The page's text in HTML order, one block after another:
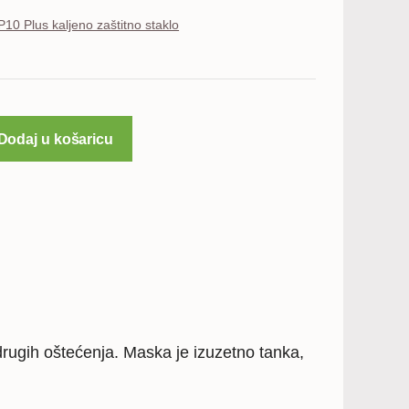
Plus kaljeno zaštitno staklo
Dodaj u košaricu
oštećenja. Maska je izuzetno tanka,